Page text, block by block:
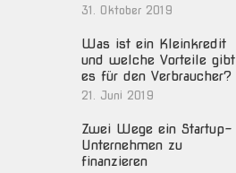
31. Oktober 2019
Was ist ein Kleinkredit
und welche Vorteile gibt
es für den Verbraucher?
21. Juni 2019
Zwei Wege ein Startup-
Unternehmen zu
finanzieren